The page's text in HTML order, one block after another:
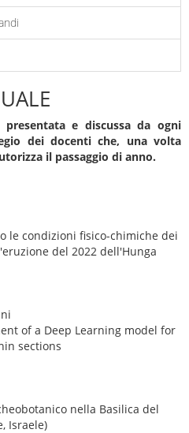
e discussa da ogni
dei docenti che, una volta
il passaggio di anno.
le condizioni fisico-chimiche dei
del 2022 dell'Hunga
of a Deep Learning model for
sections
nella Basilica del
Israele)